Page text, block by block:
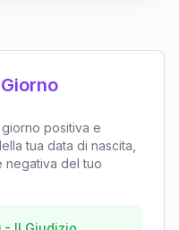
positiva e
tua data di nascita,
negativa del tuo